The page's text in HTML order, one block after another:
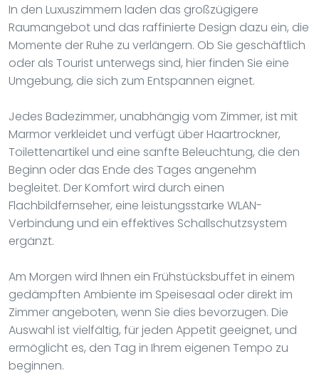
In den Luxuszimmern laden das großzügigere
Raumangebot und das raffinierte Design dazu ein, die
Momente der Ruhe zu verlängern. Ob Sie geschäftlich
oder als Tourist unterwegs sind, hier finden Sie eine
Umgebung, die sich zum Entspannen eignet.
Jedes Badezimmer, unabhängig vom Zimmer, ist mit
Marmor verkleidet und verfügt über Haartrockner,
Toilettenartikel und eine sanfte Beleuchtung, die den
Beginn oder das Ende des Tages angenehm
begleitet. Der Komfort wird durch einen
Flachbildfernseher, eine leistungsstarke WLAN-
Verbindung und ein effektives Schallschutzsystem
ergänzt.
Am Morgen wird Ihnen ein Frühstücksbuffet in einem
gedämpften Ambiente im Speisesaal oder direkt im
Zimmer angeboten, wenn Sie dies bevorzugen. Die
Auswahl ist vielfältig, für jeden Appetit geeignet, und
ermöglicht es, den Tag in Ihrem eigenen Tempo zu
beginnen.